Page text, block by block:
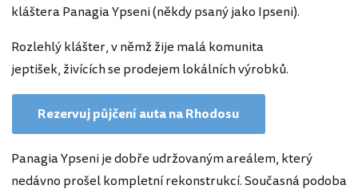
kláštera Panagia Ypseni (někdy psaný jako Ipseni).
Rozlehlý klášter, v němž žije malá komunita
jeptišek, živících se prodejem lokálních výrobků.
Rezervuj půjčení auta na Rhodosu
Panagia Ypseni je dobře udržovaným areálem, který
nedávno prošel kompletní rekonstrukcí. Současná podoba